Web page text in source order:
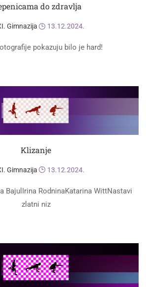
do zdravlja
Gimnazija 13.12.2024.
pokazuju bilo je hard!
Klizanje
Gimnazija 13.12.2024.
BajulIrina RodninaKatarina WittNastavi
zlatni niz